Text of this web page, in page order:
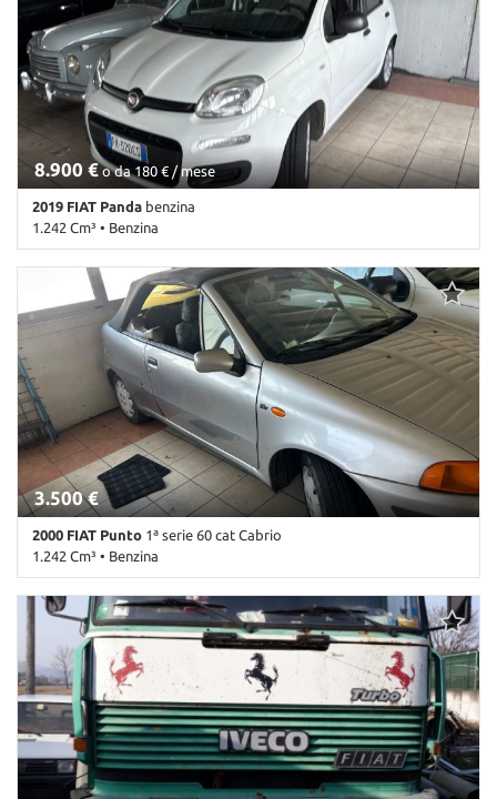
8.900 € o da 180 € / mese
2019 FIAT Panda benzina
1.242 Cm³ • Benzina
110.000 Km • Cambio Manuale (5) • Antracite pastello • 5 Porte •
ABS • Airbag • Airbag laterali • Airbag Passeggero • Airbag testa •
Autoradio • Autoradio digitale • Bluetooth • Chiusura centralizzata
• Climatizzatore • Controllo trazione • ESP • Fendinebbia •
Immobilizzatore elettronico • Servosterzo • Specchietti laterali
3.500 €
2000 FIAT Punto 1ª serie 60 cat Cabrio
1.242 Cm³ • Benzina
187.999 Km • Cambio Manuale (5) • Antracite pastello • 2 Porte •
Chiusura centralizzata • Controllo automatico clima •
Immobilizzatore elettronico • Servosterzo